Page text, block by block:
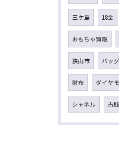
三ケ島 18金
おもちゃ買取
狭山市 バッグ
財布 ダイヤ
シャネル 古銭